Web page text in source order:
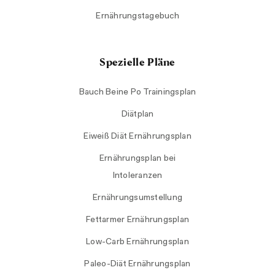
Ernährungstagebuch
Spezielle Pläne
Bauch Beine Po Trainingsplan
Diätplan
Eiweiß Diät Ernährungsplan
Ernährungsplan bei
Intoleranzen
Ernährungsumstellung
Fettarmer Ernährungsplan
Low-Carb Ernährungsplan
Paleo-Diät Ernährungsplan